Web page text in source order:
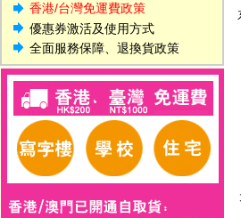
香港/台灣免運費政策
優惠券激活及使用方式
全面服務保障、退換貨政策